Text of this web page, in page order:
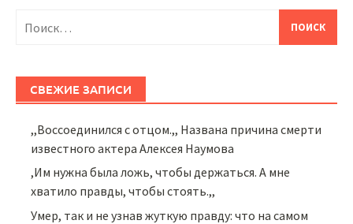
СВЕЖИЕ ЗАПИСИ
,,Воссоединился с отцом.,, Названа причина смерти
известного актера Алексея Наумова
,Им нужна была ложь, чтобы держаться. А мне
хватило правды, чтобы стоять.,,
Умер, так и не узнав жуткую правду: что на самом